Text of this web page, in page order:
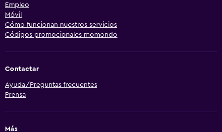
Empleo
Móvil
Cómo funcionan nuestros servicios
Códigos promocionales momondo
Contactar
Ayuda/Preguntas frecuentes
Prensa
Más